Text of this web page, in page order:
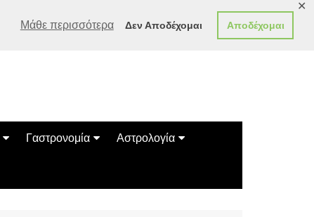
Μάθε περισσότερα Δεν Αποδέχομαι Αποδέχομαι
✕
Γαστρονομία
Συνταγές
Αστρολογία
Κινέζικο Ωροσκόπιο